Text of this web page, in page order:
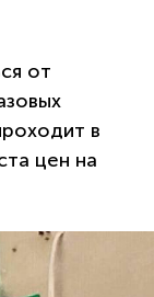
от
в
цен на